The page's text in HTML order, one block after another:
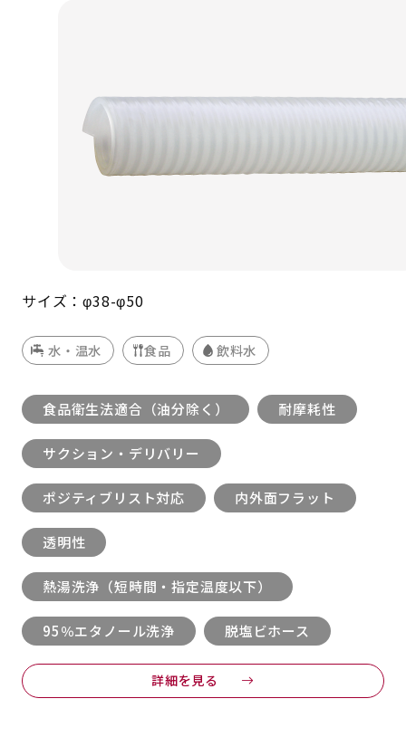
サイズ：φ38-φ50
水・温水 食品 飲料水
食品衛生法適合（油分除く） 耐摩耗性
サクション・デリバリー
ポジティブリスト対応 内外面フラット
透明性
熱湯洗浄（短時間・指定温度以下）
95％エタノール洗浄 脱塩ビホース
詳細を見る